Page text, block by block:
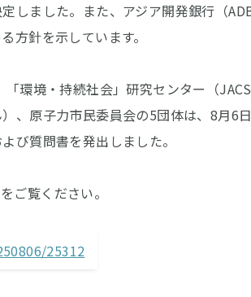
しました。また、アジア開発銀行（
方針を示しています。
環境・持続社会」研究センター（
、原子力市民委員会の5団体は、8月6
び質問書を発出しました。
ご覧ください。
25312